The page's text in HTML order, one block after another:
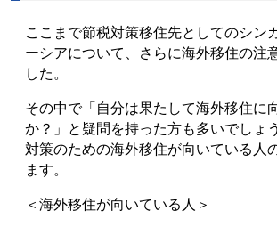
ここまで節税対策移住先としてのシン
ーシアについて、さらに海外移住の注
した。
その中で「自分は果たして海外移住に
か？」と疑問を持った方も多いでしょ
対策のための海外移住が向いている人
ます。
＜海外移住が向いている人＞